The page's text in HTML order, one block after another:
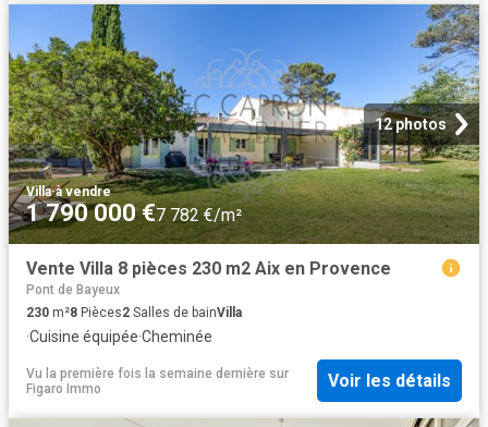
12 photos
Villa·à vendre
1 790 000 €7 782 €/m²
Vente Villa 8 pièces 230 m2 Aix en Provence
Pont de Bayeux
230 m²8 Pièces2 Salles de bainVilla
·Cuisine équipée·Cheminée
Vu la première fois la semaine dernière sur
Figaro Immo
Voir les détails